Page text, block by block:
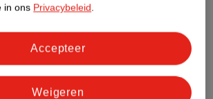
in ons Privacybeleid.
Weigeren
Accepteer